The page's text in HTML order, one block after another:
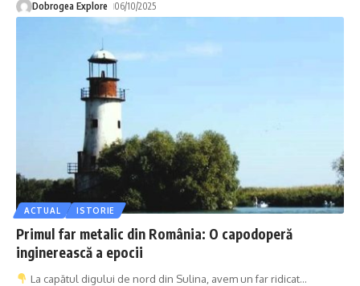
Dobrogea Explore 06/10/2025
ACTUAL ISTORIE
Primul far metalic din România: O capodoperă
inginerească a epocii
La capătul digului de nord din Sulina, avem un far ridicat…